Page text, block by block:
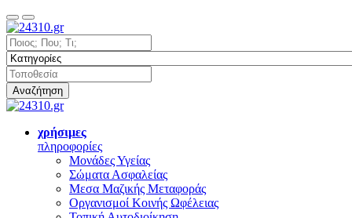
Αναζήτηση
χρήσιμες
πληροφορίες
Μονάδες Υγείας
Σώματα Ασφαλείας
Μεσα Μαζικής Μεταφοράς
Οργανισμοί Κοινής Ωφέλειας